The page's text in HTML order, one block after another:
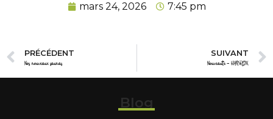
mars 24, 2026 7:45 pm
PRÉCÉDENT
Nos nouveaux saunas
SUIVANT
Nouveauté – HYDROX
Blog